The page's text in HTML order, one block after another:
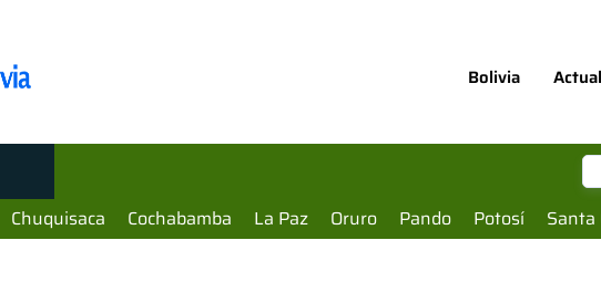
Bolivia
Chuquisaca Cochabamba La Paz Oruro Pando Potosí Santa